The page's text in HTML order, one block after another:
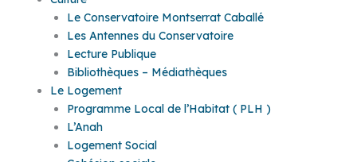
Le Conservatoire Montserrat Caballé
Les Antennes du Conservatoire
Lecture Publique
Bibliothèques – Médiathèques
Le Logement
Programme Local de l’Habitat ( PLH )
L’Anah
Logement Social